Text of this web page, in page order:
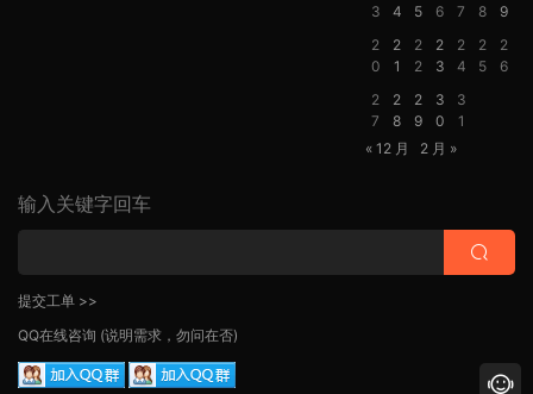
3
4
5
6
7
8
9
2
0
2
1
2
2
2
3
2
4
2
5
2
6
2
7
2
8
2
9
3
0
3
1
« 12 月
2 月 »
输入关键字回车
提交工单 >>
QQ在线咨询 (说明需求，勿问在否)